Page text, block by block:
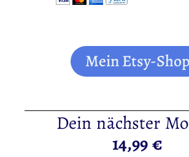
Mein Etsy-Shop
Dein nächster
14,99 €